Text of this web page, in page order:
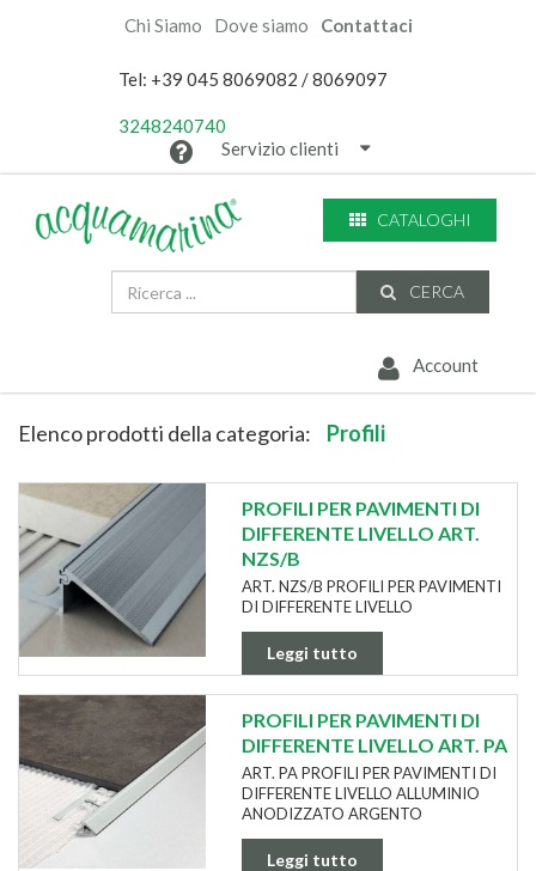
Chi Siamo Dove siamo Contattaci
Tel: +39 045 8069082 / 8069097
3248240740
Servizio clienti
CATALOGHI
CERCA
Account
Elenco prodotti della categoria: Profili
PROFILI PER PAVIMENTI DI
DIFFERENTE LIVELLO ART.
NZS/B
ART. NZS/B PROFILI PER PAVIMENTI
DI DIFFERENTE LIVELLO
Leggi tutto
PROFILI PER PAVIMENTI DI
DIFFERENTE LIVELLO ART. PA
ART. PA PROFILI PER PAVIMENTI DI
DIFFERENTE LIVELLO ALLUMINIO
ANODIZZATO ARGENTO
Leggi tutto